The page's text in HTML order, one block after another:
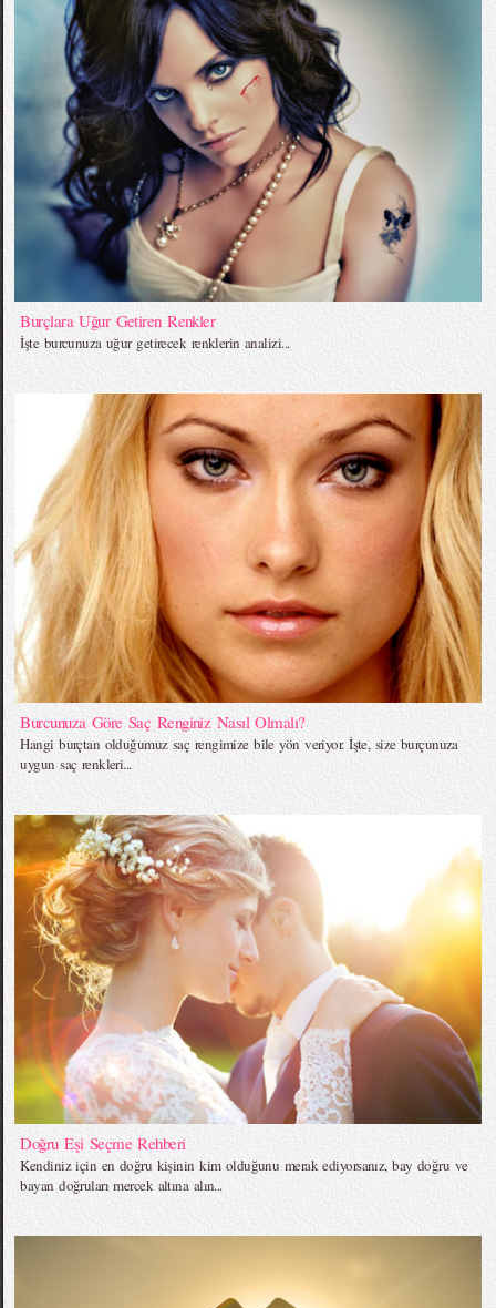
Burçlara Uğur Getiren Renkler
İşte burcunuza uğur getirecek renklerin analizi...
Burcunuza Göre Saç Renginiz Nasıl Olmalı?
Hangi burçtan olduğumuz saç rengimize bile yön veriyor. İşte, size burçunuza
uygun saç renkleri...
Doğru Eşi Seçme Rehberi
Kendiniz için en doğru kişinin kim olduğunu merak ediyorsanız, bay doğru ve
bayan doğruları mercek altına alın...